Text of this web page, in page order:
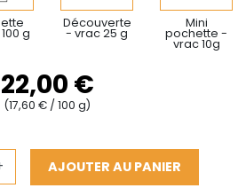
g
Découverte
- vrac 25 g
Mini
pochette -
vrac 10g
22,00 €
(17,60 € / 100 g)
AJOUTER AU PANIER